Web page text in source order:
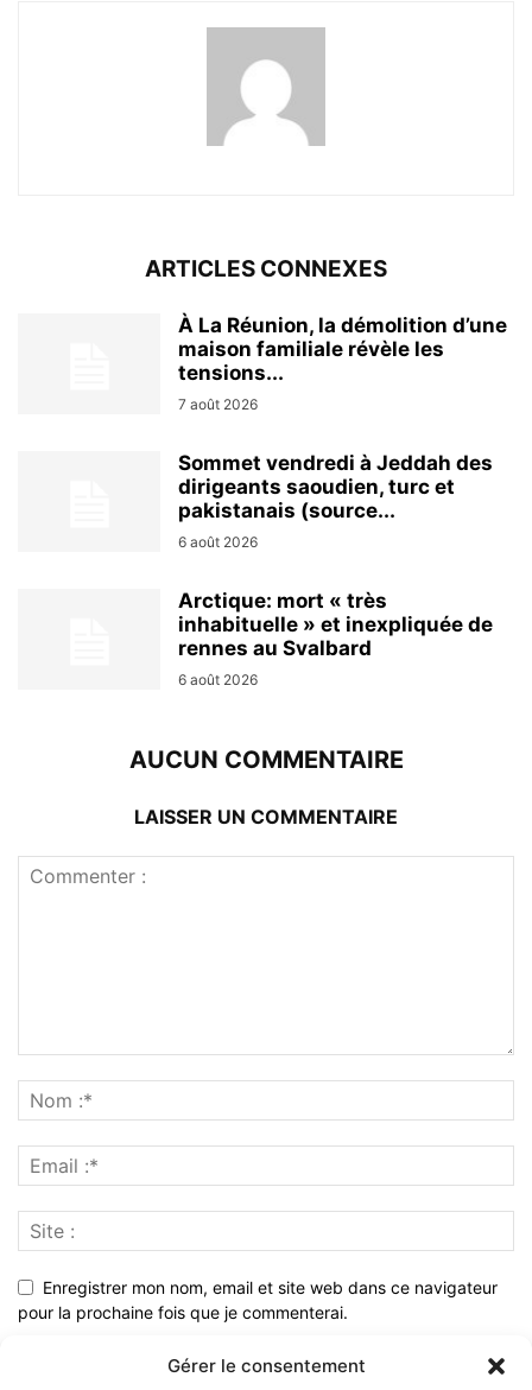
Gérer le consentement
ARTICLES CONNEXES
À La Réunion, la démolition d’une
maison familiale révèle les
tensions...
7 août 2026
Sommet vendredi à Jeddah des
dirigeants saoudien, turc et
pakistanais (source...
6 août 2026
Arctique: mort « très
inhabituelle » et inexpliquée de
rennes au Svalbard
6 août 2026
AUCUN COMMENTAIRE
LAISSER UN COMMENTAIRE
Enregistrer mon nom, email et site web dans ce navigateur
pour la prochaine fois que je commenterai.